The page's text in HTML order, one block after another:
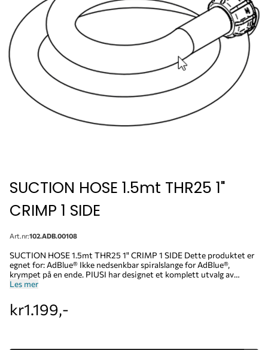
SUCTION HOSE 1.5mt THR25 1"
CRIMP 1 SIDE
Art.nr:102.ADB.00108
SUCTION HOSE 1.5mt THR25 1" CRIMP 1 SIDE Dette produktet er
egnet for: AdBlue® Ikke nedsenkbar spiralslange for AdBlue®,
krympet på en ende. PIUSI har designet et komplett utvalg av
slanger og svivler for AdBlue® som oppfyller de vanligste
utenfor tankene, krympede, spiralformede, nedsenkbare og ikke
nedsenkbare slanger; alt i samsvar med ISO22241-standarden.
Les mer
kr1.199,-